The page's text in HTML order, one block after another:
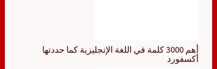
أهم 3000 كلمة في اللغة الإنجليزية كما حددتها
أكسفورد